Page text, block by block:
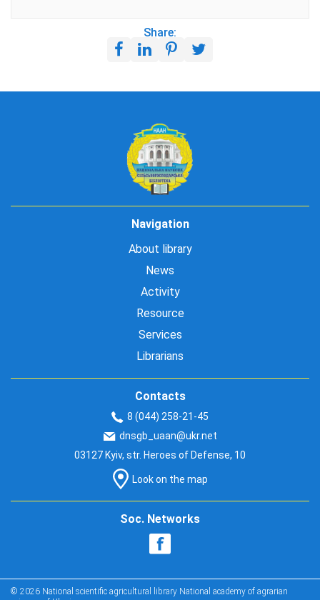
Share:
Navigation
About library
News
Activity
Resource
Services
Librarians
Contacts
8 (044) 258-21-45
dnsgb_uaan@ukr.net
03127 Kyiv, str. Heroes of Defense, 10
Look on the map
Soc. Networks
© 2026 National scientific agricultural library National academy of agrarian